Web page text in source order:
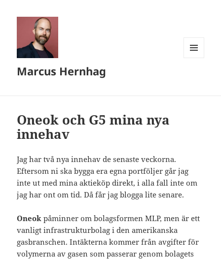
Marcus Hernhag
Oneok och G5 mina nya
innehav
Jag har två nya innehav de senaste veckorna.
Eftersom ni ska bygga era egna portföljer går jag
inte ut med mina aktieköp direkt, i alla fall inte om
jag har ont om tid. Då får jag blogga lite senare.
Oneok påminner om bolagsformen MLP, men är ett
vanligt infrastrukturbolag i den amerikanska
gasbranschen. Intäkterna kommer från avgifter för
volymerna av gasen som passerar genom bolagets